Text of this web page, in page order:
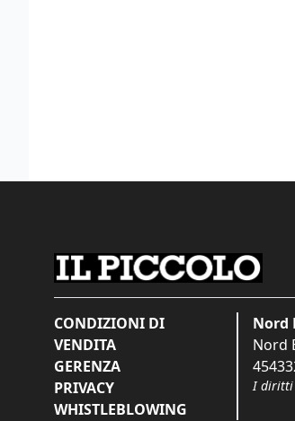
CONDIZIONI DI
VENDITA
GERENZA
PRIVACY
WHISTLEBLOWING
Nord
Nord
I diritti